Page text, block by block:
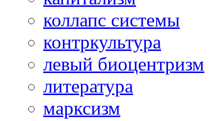
коллапс системы
контркультура
левый биоцентризм
литература
марксизм